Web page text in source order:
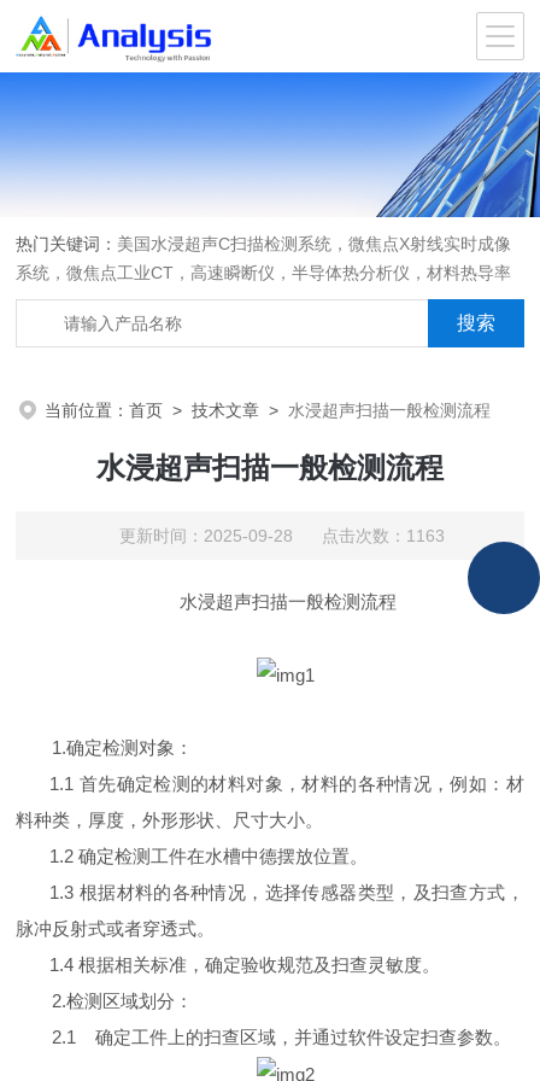
热门关键词： 美国水浸超声C扫描检测系统，微焦点X射线实时成像
系统，微焦点工业CT，高速瞬断仪，半导体热分析仪，材料热导率
测试仪，材料热膨胀系数测试仪，进口离心机，可编程匀胶机烤胶机
热板，光弹仪应力双折射仪
当前位置：首页 >技术文章 > 水浸超声扫描一般检测流程
水浸超声扫描一般检测流程
更新时间：2025-09-28 点击次数：1163
水浸超声扫描一般检测流程
1.确定检测对象：
1.1 首先确定检测的材料对象，材料的各种情况，例如：材
料种类，厚度，外形形状、尺寸大小。
1.2 确定检测工件在水槽中德摆放位置。
1.3 根据材料的各种情况，选择传感器类型， 及扫查方式，
脉冲反射式或者穿透式。
1.4 根据相关标准，确定验收规范及扫查灵敏度。
2.检测区域划分：
2.1 确定工件上的扫查区域 ，并通过软件设定扫查参数。